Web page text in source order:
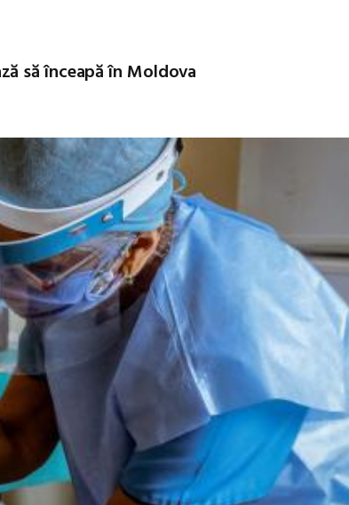
să înceapă în Moldova